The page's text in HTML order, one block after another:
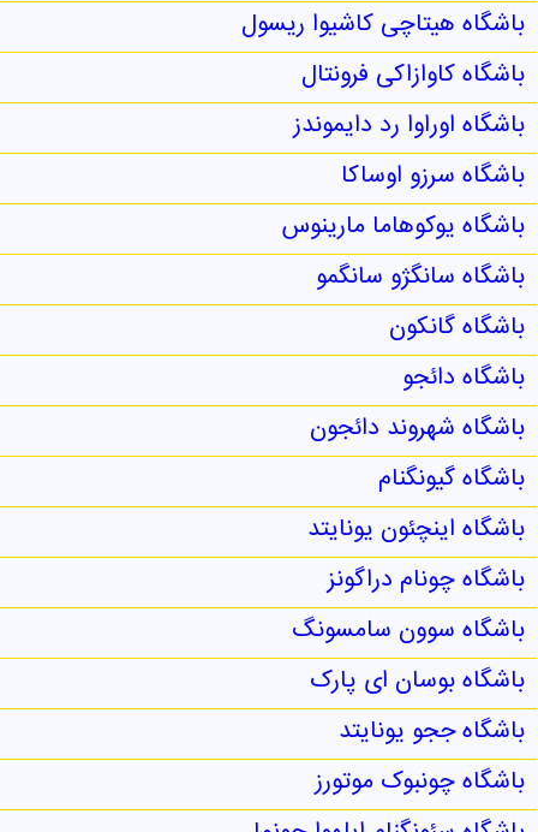
باشگاه هیتاچی کاشیوا ریسول
باشگاه کاوازاکی فرونتال
باشگاه اوراوا رد دایموندز
باشگاه سرزو اوساکا
باشگاه یوکوهاما مارینوس
باشگاه سانگژو سانگمو
باشگاه گانکون
باشگاه دائجو
باشگاه شهروند دائجون
باشگاه گيونگنام
باشگاه اینچئون یونایتد
باشگاه چونام دراگونز
باشگاه سوون سامسونگ
باشگاه بوسان ای‌ پارک
باشگاه ججو یونایتد
باشگاه چونبوک موتورز